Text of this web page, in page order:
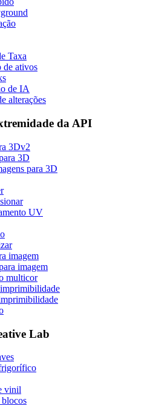
Taxa
de ativos
de IA
alterações
da API
3Dv2
3D
para 3D
UV
imagem
imagem
multicor
Lab
vinil